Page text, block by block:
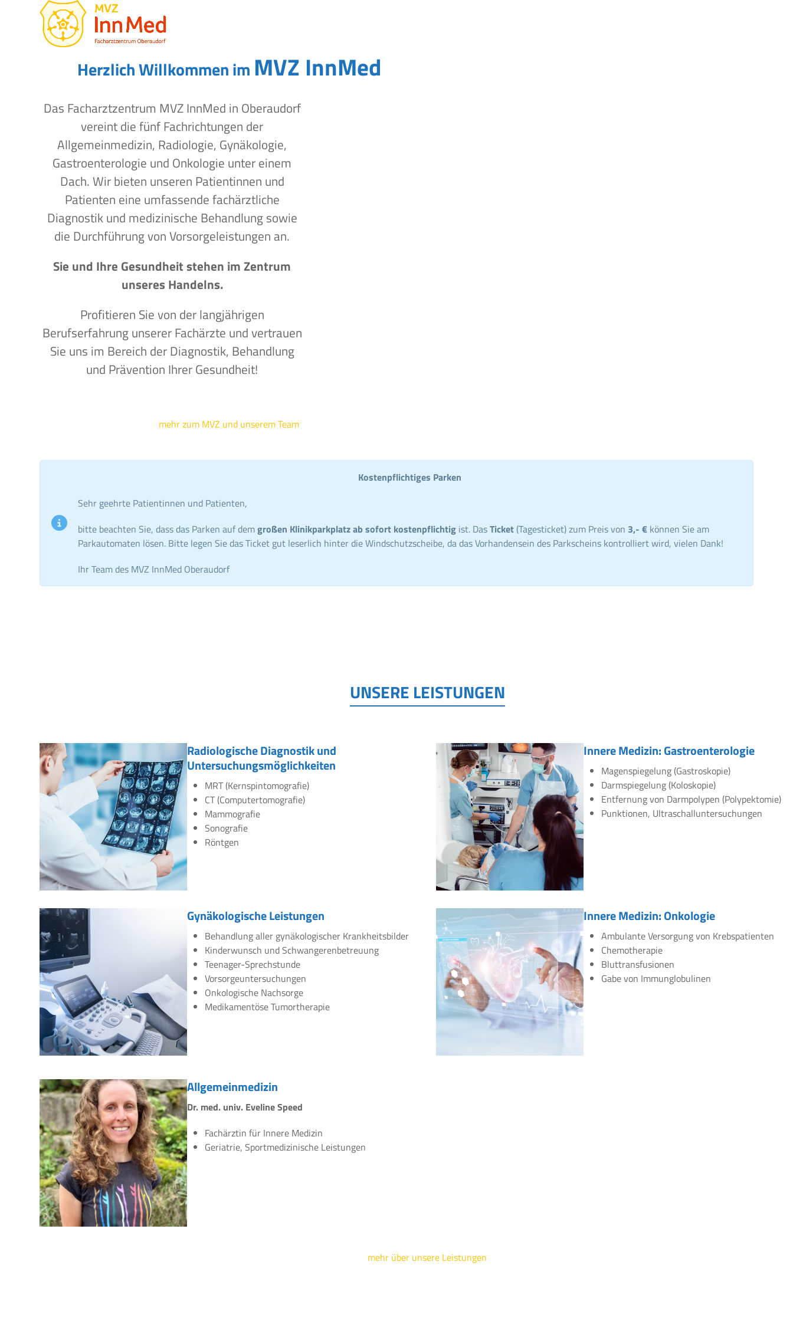
Open
mobile
menu
Close
mobile
menu
Herzlich Willkommen im MVZ InnMed
Das Facharztzentrum MVZ InnMed in Oberaudorf
vereint die fünf Fachrichtungen der
Allgemeinmedizin, Radiologie, Gynäkologie,
Gastroenterologie und Onkologie unter einem
Dach. Wir bieten unseren Patientinnen und
Patienten eine umfassende fachärztliche
Diagnostik und medizinische Behandlung sowie
die Durchführung von Vorsorgeleistungen an.
Sie und Ihre Gesundheit stehen im Zentrum
unseres Handelns.
Profitieren Sie von der langjährigen
Berufserfahrung unserer Fachärzte und vertrauen
Sie uns im Bereich der Diagnostik, Behandlung
und Prävention Ihrer Gesundheit!
mehr zum MVZ und unserem Team
Kostenpflichtiges Parken
Sehr geehrte Patientinnen und Patienten,
bitte beachten Sie, dass das Parken auf demgroßen Klinikparkplatz ab sofort kostenpflichtig ist. DasTicket (Tagesticket) zum Preis von 3,- € können Sie am
Parkautomaten lösen. Bitte legen Sie das Ticket gut leserlich hinter die Windschutzscheibe, da das Vorhandensein des Parkscheins kontrolliert wird, vielen Dank!
Ihr Team des MVZ InnMed Oberaudorf
UNSERE LEISTUNGEN
Radiologische Diagnostik und
Untersuchungsmöglichkeiten
MRT (Kernspintomografie)
CT (Computertomografie)
Mammografie
Sonografie
Röntgen
Gynäkologische Leistungen
Behandlung aller gynäkologischer Krankheitsbilder
Kinderwunsch und Schwangerenbetreuung
Teenager-Sprechstunde
Vorsorgeuntersuchungen
Onkologische Nachsorge
Medikamentöse Tumortherapie
Innere Medizin: Gastroenterologie
Magenspiegelung (Gastroskopie)
Darmspiegelung (Koloskopie)
Entfernung von Darmpolypen (Polypektomie)
Punktionen, Ultraschalluntersuchungen
Innere Medizin: Onkologie
Ambulante Versorgung von Krebspatienten
Chemotherapie
Bluttransfusionen
Gabe von Immunglobulinen
Allgemeinmedizin
Dr. med. univ. Eveline Speed
Fachärztin für Innere Medizin
Geriatrie, Sportmedizinische Leistungen
mehr über unsere Leistungen